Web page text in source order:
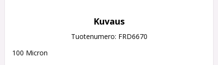
Kuvaus
Tuotenumero: FRD6670
100 Micron